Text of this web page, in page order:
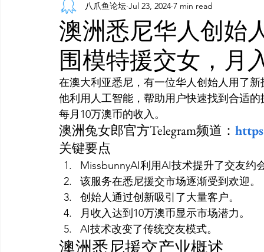
AI 工具 AI Tool Tutorials
灵感库 AI 新闻 灵感库 教程
澳洲悉尼华人创始
围模特援交女，月
八爪鱼论坛 Jul 23, 2024 7 min read
在澳大利亚悉尼，有一位华人创始人用了新
他利用人工智能，帮助用户快速找到合适
每月10万澳币的收入。
澳洲兔女郎官方Telegram频道：
关键要点
MissbunnyAI利用AI技术提升了交友约
该服务在悉尼援交市场逐渐受到欢迎。
创始人通过创新吸引了大量客户。
月收入达到10万澳币显示市场潜力。
AI技术改变了传统交友模式。
澳洲悉尼援交产业概述